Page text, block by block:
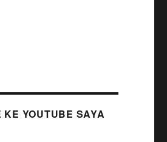
YOUTUBE SAYA